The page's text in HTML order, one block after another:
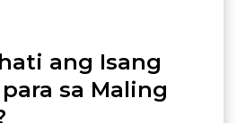
ang Isang
sa Maling